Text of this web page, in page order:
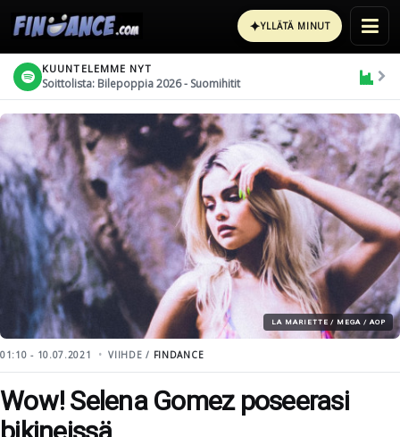
✦YLLÄTÄ MINUT
KUUNTELEMME NYT
Soittolista: Bilepoppia 2026 - Suomihitit
LA MARIETTE / MEGA / AOP
01:10 - 10.07.2021 VIIHDE / FINDANCE
Wow! Selena Gomez poseerasi